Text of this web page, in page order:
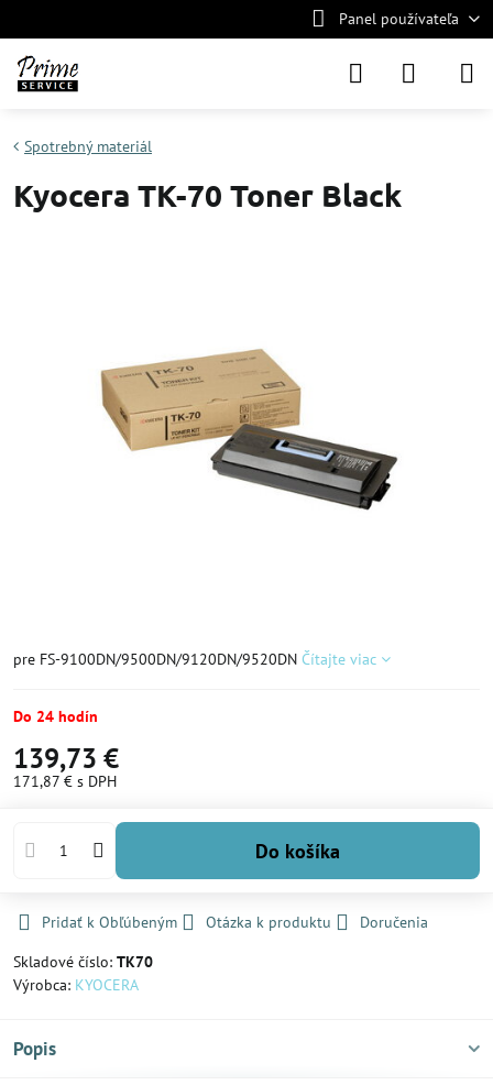
Panel používateľa
Spotrebný materiál
Kyocera TK-70 Toner Black
pre FS-9100DN/9500DN/9120DN/9520DN Čítajte viac
Do 24 hodín
139,73 €
171,87 € s DPH
Do košíka
Pridať k Obľúbeným Otázka k produktu
Doručenia
Skladové číslo: TK70
Výrobca: KYOCERA
Popis